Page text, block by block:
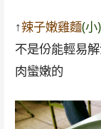
↑辣子嫩雞麵(小)
不是份能輕易
肉蠻嫩的